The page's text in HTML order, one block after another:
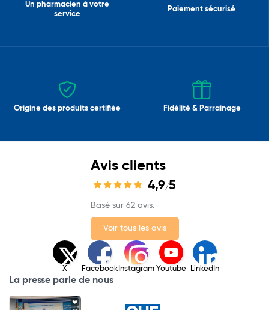
Un pharmacien à votre
service
Paiement sécurisé
Origine des produits certifiée Fidélité & Parrainage
Avis clients
4,9/5
Basé sur 62 avis.
Voir tous les avis
X Facebook Instagram Youtube LinkedIn
La presse parle de nous